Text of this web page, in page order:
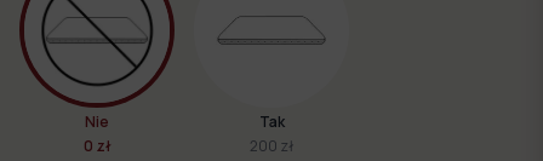
Nie
0 zł
Tak
200 zł